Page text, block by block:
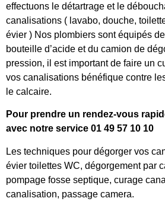
effectuons le détartrage et le
canalisations ( lavabo, douche,
évier ) Nos plombiers sont équipés
bouteille d’acide et du camion de
pression, il est important de faire un
vos canalisations bénéfique contre
le calcaire.
Pour prendre un rendez-vous
avec notre service 01 49 57 10 10
Les techniques pour dégorger vos
évier toilettes WC, dégorgement par
pompage fosse septique, curage
canalisation, passage camera.